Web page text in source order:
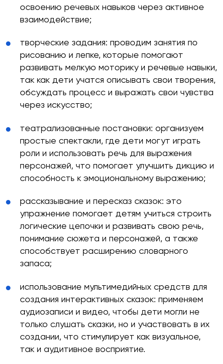
освоению речевых навыков через активное
взаимодействие;
творческие задания: проводим занятия по
рисованию и лепке, которые помогают
развивать мелкую моторику и речевые навыки,
так как дети учатся описывать свои творения,
обсуждать процесс и выражать свои чувства
через искусство;
театрализованные постановки: организуем
простые спектакли, где дети могут играть
роли и использовать речь для выражения
персонажей, что помогает улучшить дикцию и
способность к эмоциональному выражению;
рассказывание и пересказ сказок: это
упражнение помогает детям учиться строить
логические цепочки и развивать свою речь,
понимание сюжета и персонажей, а также
способствует расширению словарного
запаса;
использование мультимедийных средств для
создания интерактивных сказок: применяем
аудиозаписи и видео, чтобы дети могли не
только слушать сказки, но и участвовать в их
создании, что стимулирует как визуальное,
так и аудитивное восприятие.